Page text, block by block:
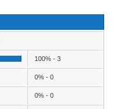
100% - 3
0% - 0
0% - 0